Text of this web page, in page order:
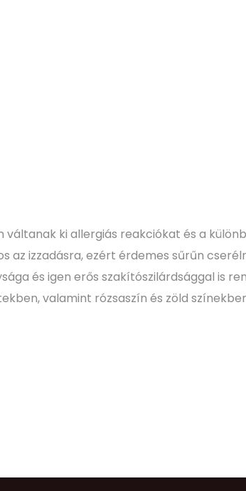
ki allergiás reakciókat és a
az izzadásra, ezért érdemes sűrűn
és igen erős szakítószilárdsággal is
valamint rózsaszín és zöld